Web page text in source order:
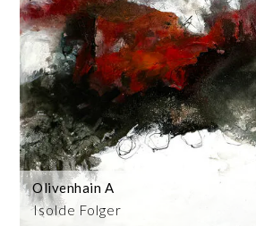
Isolde Folger
Olivenhain A